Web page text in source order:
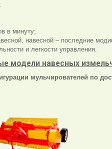
в минуту;
навесной – последние
и легкости управления.
модели навесных
мульчирователей по